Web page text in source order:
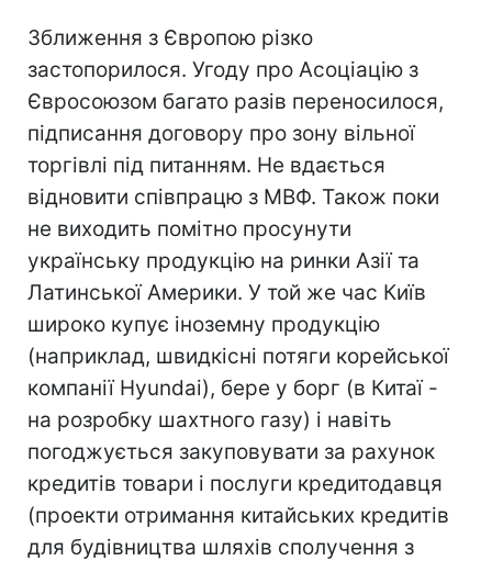
Зближення з Європою різко
застопорилося. Угоду про Асоціацію з
Євросоюзом багато разів переносилося,
підписання договору про зону вільної
торгівлі під питанням. Не вдається
відновити співпрацю з МВФ. Також поки
не виходить помітно просунути
українську продукцію на ринки Азії та
Латинської Америки. У той же час Київ
широко купує іноземну продукцію
(наприклад, швидкісні потяги корейської
компанії Hyundai), бере у борг (в Китаї -
на розробку шахтного газу) і навіть
погоджується закуповувати за рахунок
кредитів товари і послуги кредитодавця
(проекти отримання китайських кредитів
для будівництва шляхів сполучення з